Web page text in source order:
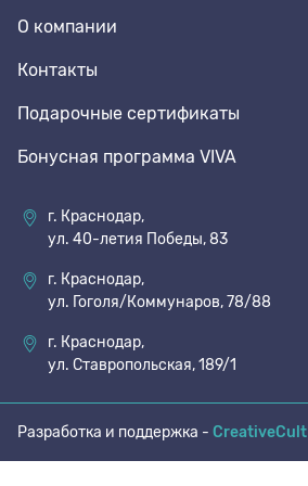
О компании
Контакты
Подарочные сертификаты
Бонусная программа VIVA
г. Краснодар,
ул. 40-летия Победы, 83
г. Краснодар,
ул. Гоголя/Коммунаров, 78/88
г. Краснодар,
ул. Ставропольская, 189/1
Разработка и поддержка - CreativeCult
8 den
Полустельки
Растяжитель и Очиститель
Рожки